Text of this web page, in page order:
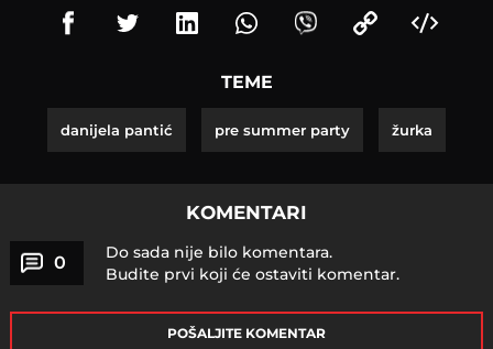
TEME
danijela pantić pre summer party žurka
KOMENTARI
0
Do sada nije bilo komentara.
Budite prvi koji će ostaviti komentar.
POŠALJITE KOMENTAR